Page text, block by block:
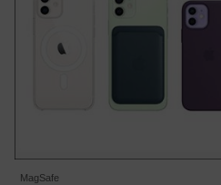
MagSafe